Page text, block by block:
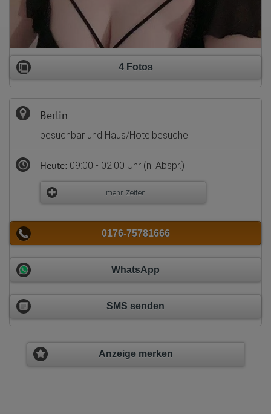
4 Fotos
Berlin
besuchbar und Haus/Hotelbesuche
Heute: 09:00 - 02:00 Uhr (n. Abspr.)
mehr Zeiten
0176-75781666
WhatsApp
SMS senden
Anzeige merken